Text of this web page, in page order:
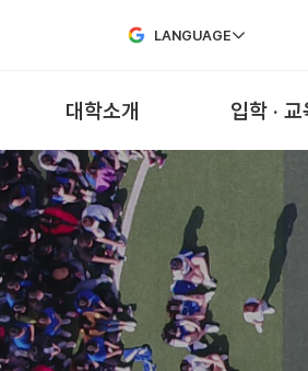
LANGUAGE
대학소개 입학 · 교